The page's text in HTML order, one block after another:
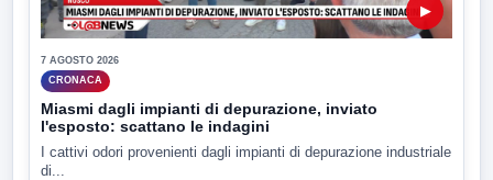
▶
7 AGOSTO 2026
CRONACA
Miasmi dagli impianti di depurazione, inviato
l'esposto: scattano le indagini
I cattivi odori provenienti dagli impianti di depurazione industriale
di...